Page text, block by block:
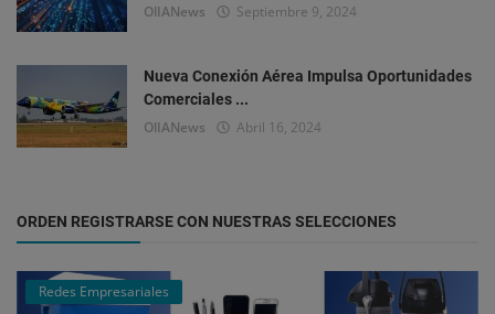
OlIANews Septiembre 9, 2024
Nueva Conexión Aérea Impulsa Oportunidades
Comerciales ...
OlIANews Abril 16, 2024
ORDEN REGISTRARSE CON NUESTRAS SELECCIONES
Redes Empresariales